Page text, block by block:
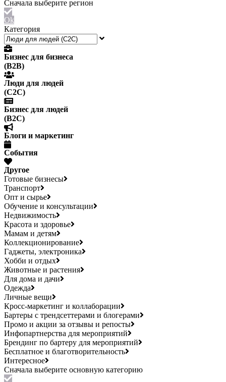
Ok
Категория
Бизнес для бизнеса
(B2B)
Люди для людей
(С2С)
Бизнес для людей
(B2C)
Блоги и маркетинг
События
Другое
Готовые бизнесы
Транспорт
Опт и сырье
Обучение и консультации
Недвижимость
Красота и здоровье
Мамам и детям
Коллекционирование
Гаджеты, электроника
Хобби и отдых
Животные и растения
Для дома и дачи
Одежда
Личные вещи
Кросс-маркетинг и коллаборации
Бартеры с трендсеттерами и блогерами
Промо и акции за отзывы и репосты
Инфопартнерства для мероприятий
Брендинг по бартеру для мероприятий
Бесплатное и благотворительность
Интересное